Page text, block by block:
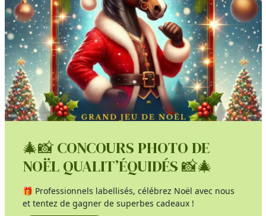
🎄📸 CONCOURS PHOTO DE
NOËL QUALIT’ÉQUIDÉS 📸🎄
🎁 Professionnels labellisés, célébrez Noël avec nous
et tentez de gagner de superbes cadeaux !